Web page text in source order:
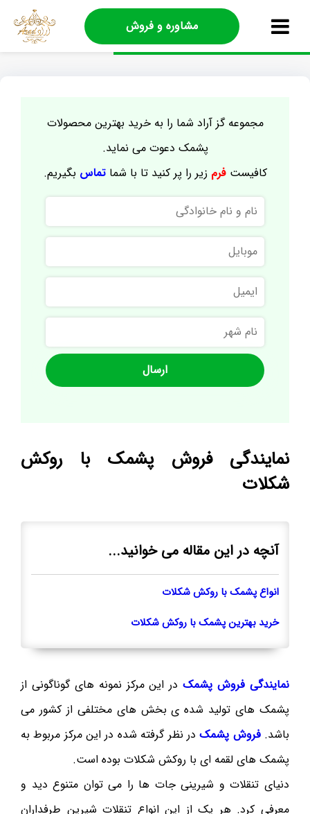
مشاوره و فروش
مجموعه گز آراد شما را به خرید بهترین محصولات
پشمک دعوت می نماید.
کافیستفرم زیر را پر کنید تا با شماتماس بگیریم.
نام
و
نام
خانوادگی
موبایل
ایمیل
نام
شهر
نمایندگی فروش پشمک با روکش
شکلات
آنچه در این مقاله می خوانید...
انواع پشمک با روکش شکلات
خرید بهترین پشمک با روکش شکلات
نمایندگی فروش پشمکدر این مرکز نمونه های گوناگونی از
پشمک های تولید شده ی بخش های مختلفی از کشور می
باشد.فروش پشمکدر نظر گرفته شده در این مرکز مربوط به
پشمک های لقمه ای با روکش شکلات بوده است.
دنیای تنقلات و شیرینی جات ها را می توان متنوع دید و
معرفی کرد. هر یک از این انواع تنقلات شیرین طرفداران